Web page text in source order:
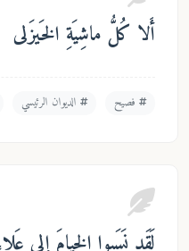
كُلُّ ماشِيَةِ الخَيزَلى
الديوان الرئيسي المُتَنَبّي